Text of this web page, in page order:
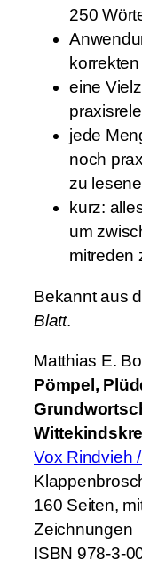
b
e
i
m
W
i
t
t
e
k
i
250
eine
jede
noch
zu
kurz:
um
mitreden
Bekannt aus
Blatt.
Matthias E.
Pömpel,
Vox Rindvieh
160 Seiten,
Zeichnungen
ISBN 978-3-